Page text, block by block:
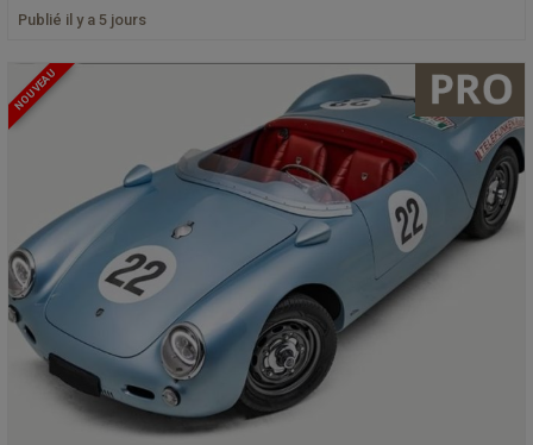
Publié il y a 5 jours
NOUVEAU